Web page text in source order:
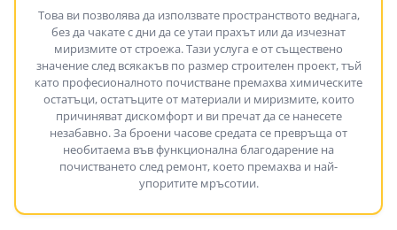
Това ви позволява да използвате пространството веднага,
без да чакате с дни да се утаи прахът или да изчезнат
миризмите от строежа. Тази услуга е от съществено
значение след всякакъв по размер строителен проект, тъй
като професионалното почистване премахва химическите
остатъци, остатъците от материали и миризмите, които
причиняват дискомфорт и ви пречат да се нанесете
незабавно. За броени часове средата се превръща от
необитаема във функционална благодарение на
почистването след ремонт, което премахва и най-
упоритите мръсотии.